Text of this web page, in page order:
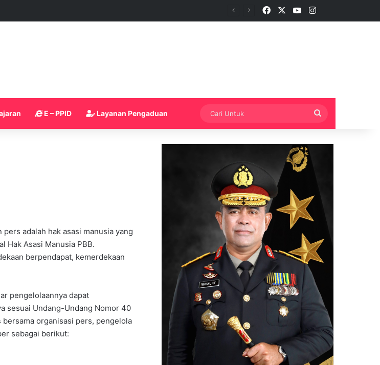
Sabu, Tegaskan Komitmen Berantas Peredaran Narkotika FacebookYouTubeInstagram
E – PPID Layanan Pengaduan
Untuk
adalah hak asasi manusia yang
Hak Asasi Manusia PBB.
berpendapat, kemerdekaan
pengelolaannya dapat
sesuai Undang-Undang Nomor 40
organisasi pers, pengelola
sebagai berikut: